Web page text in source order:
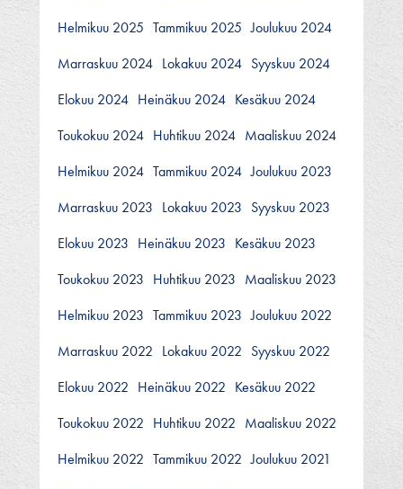
Helmikuu 2025 Tammikuu 2025 Joulukuu 2024
Marraskuu 2024 Lokakuu 2024 Syyskuu 2024
Elokuu 2024 Heinäkuu 2024 Kesäkuu 2024
Toukokuu 2024 Huhtikuu 2024 Maaliskuu 2024
Helmikuu 2024 Tammikuu 2024 Joulukuu 2023
Marraskuu 2023 Lokakuu 2023 Syyskuu 2023
Elokuu 2023 Heinäkuu 2023 Kesäkuu 2023
Toukokuu 2023 Huhtikuu 2023 Maaliskuu 2023
Helmikuu 2023 Tammikuu 2023 Joulukuu 2022
Marraskuu 2022 Lokakuu 2022 Syyskuu 2022
Elokuu 2022 Heinäkuu 2022 Kesäkuu 2022
Toukokuu 2022 Huhtikuu 2022 Maaliskuu 2022
Helmikuu 2022 Tammikuu 2022 Joulukuu 2021